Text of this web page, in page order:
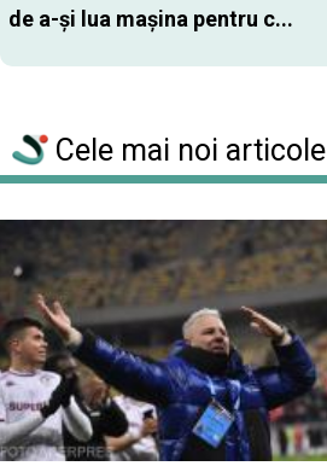
de a-şi lua maşina pentru c...
Cele mai noi articole